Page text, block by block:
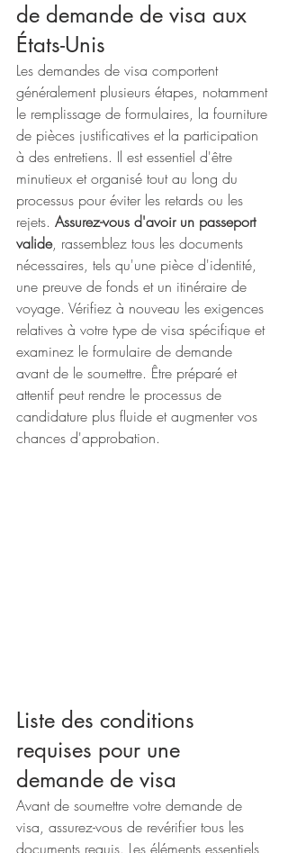
de demande de visa aux
États-Unis
Les demandes de visa comportent
généralement plusieurs étapes, notamment
le remplissage de formulaires, la fourniture
de pièces justificatives et la participation
à des entretiens. Il est essentiel d'être
minutieux et organisé tout au long du
processus pour éviter les retards ou les
rejets. Assurez-vous d'avoir un passeport
valide, rassemblez tous les documents
nécessaires, tels qu'une pièce d'identité,
une preuve de fonds et un itinéraire de
voyage. Vérifiez à nouveau les exigences
relatives à votre type de visa spécifique et
examinez le formulaire de demande
avant de le soumettre. Être préparé et
attentif peut rendre le processus de
candidature plus fluide et augmenter vos
chances d'approbation.
Liste des conditions
requises pour une
demande de visa
Avant de soumettre votre demande de
visa, assurez-vous de revérifier tous les
documents requis. Les éléments essentiels